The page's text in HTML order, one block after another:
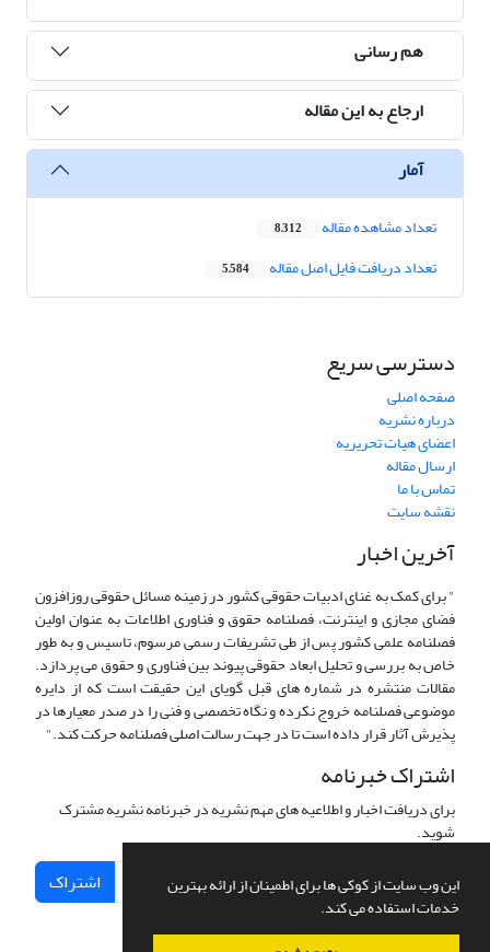
این وب سایت از کوکی ها برای اطمینان از ارائه بهترین
خدمات استفاده می کند.
هم رسانی
ارجاع به این مقاله
آمار
تعداد مشاهده مقاله 8,312
تعداد دریافت فایل اصل مقاله 5,584
دسترسی سریع
صفحه اصلی
درباره نشریه
اعضای هیات تحریریه
ارسال مقاله
تماس با ما
نقشه سایت
آخرین اخبار
" برای کمک به غنای ادبیات حقوقی کشور در زمینه مسائل حقوقی روزافزون
فضای مجازی و اینترنت، فصلنامه حقوق و فناوری اطلاعات به عنوان اولین
فصلنامه علمی کشور پس از طی تشریفات رسمی مرسوم، تاسیس و به طور
خاص به بررسی و تحلیل ابعاد حقوقی پیوند بین فناوری و حقوق می پردازد.
مقالات منتشره در شماره های قبل گویای این حقیقت است که از دایره
موضوعی فصلنامه خروج نکرده و نگاه تخصصی و فنی را در صدر معیارها در
پذیرش آثار قرار داده است تا در جهت رسالت اصلی فصلنامه حرکت کند."
اشتراک خبرنامه
برای دریافت اخبار و اطلاعیه های مهم نشریه در خبرنامه نشریه مشترک
شوید.
اشتراک